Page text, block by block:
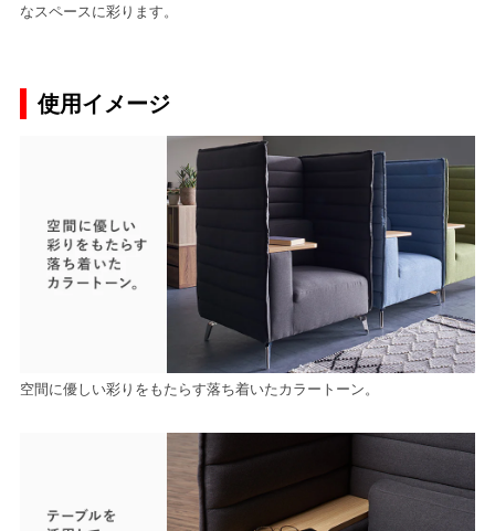
なスペースに彩ります。
使用イメージ
空間に優しい彩りをもたらす落ち着いたカラートーン。